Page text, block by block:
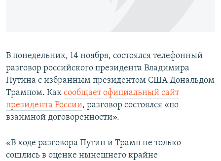
УКРАИНСКАЯ ПРОБЛЕМА КРЫМА
Все сайты RFE/RL
В понедельник, 14 ноября, состоялся телефонный
разговор российского президента Владимира
Путина с избранным президентом США Дональдом
Трампом. Как сообщает официальный сайт
президента России, разговор состоялся «по
взаимной договоренности».
«В ходе разговора Путин и Трамп не только
сошлись в оценке нынешнего крайне